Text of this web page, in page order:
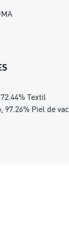
Textil
97.26% Piel de